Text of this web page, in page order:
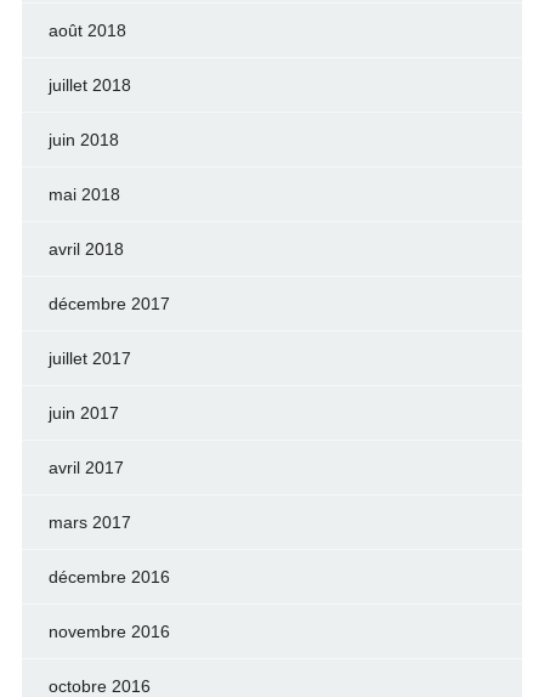
août 2018
juillet 2018
juin 2018
mai 2018
avril 2018
décembre 2017
juillet 2017
juin 2017
avril 2017
mars 2017
décembre 2016
novembre 2016
octobre 2016